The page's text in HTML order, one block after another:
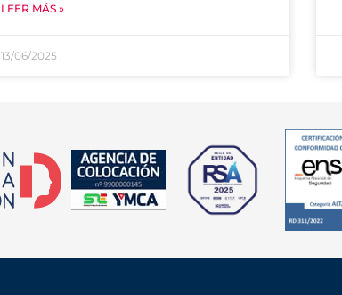
LEER MÁS »
13/06/2025